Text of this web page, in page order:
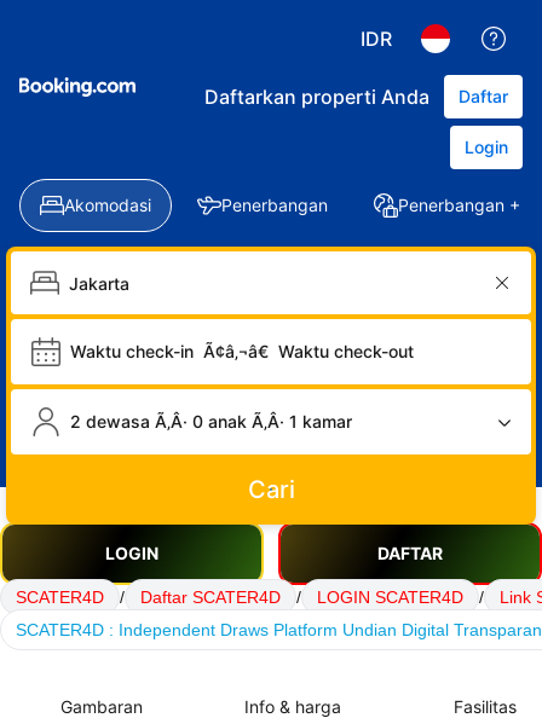
IDR
Daftarkan properti Anda Daftar
Login
Akomodasi Penerbangan Penerbangan +
Waktu check-in Ã¢â‚¬â€ Waktu check-out
2 dewasa Ã‚Â· 0 anak Ã‚Â· 1 kamar
Cari
LOGIN DAFTAR
SCATER4D / Daftar SCATER4D / LOGIN SCATER4D /
Link
SCATER4D : Independent Draws Platform Undian Digital
Gambaran Info & harga Fasilitas